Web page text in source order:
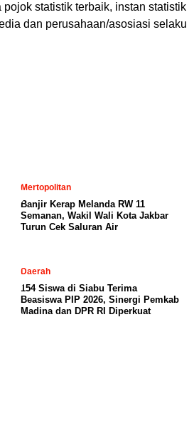
statistik terbaik, instan statistik
dan perusahaan/asosiasi selaku
Mertopolitan
Banjir Kerap Melanda RW 11
Semanan, Wakil Wali Kota Jakbar
Turun Cek Saluran Air
Daerah
154 Siswa di Siabu Terima
Beasiswa PIP 2026, Sinergi Pemkab
Madina dan DPR RI Diperkuat